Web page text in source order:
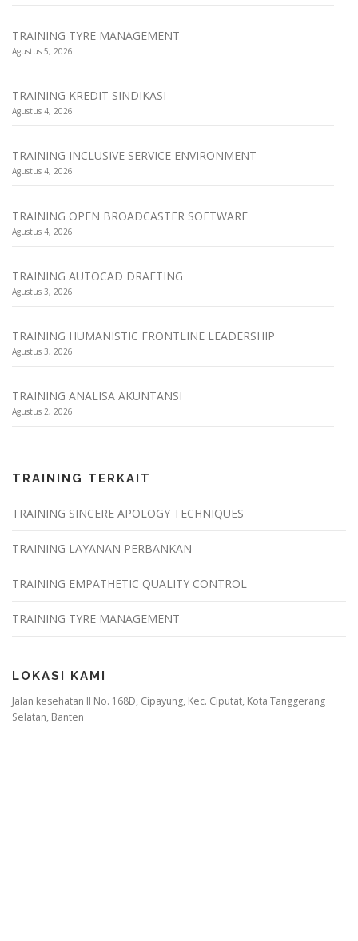
TRAINING TYRE MANAGEMENT
Agustus 5, 2026
TRAINING KREDIT SINDIKASI
Agustus 4, 2026
TRAINING INCLUSIVE SERVICE ENVIRONMENT
Agustus 4, 2026
TRAINING OPEN BROADCASTER SOFTWARE
Agustus 4, 2026
TRAINING AUTOCAD DRAFTING
Agustus 3, 2026
TRAINING HUMANISTIC FRONTLINE LEADERSHIP
Agustus 3, 2026
TRAINING ANALISA AKUNTANSI
Agustus 2, 2026
TRAINING TERKAIT
TRAINING SINCERE APOLOGY TECHNIQUES
TRAINING LAYANAN PERBANKAN
TRAINING EMPATHETIC QUALITY CONTROL
TRAINING TYRE MANAGEMENT
LOKASI KAMI
Jalan kesehatan II No. 168D, Cipayung, Kec. Ciputat, Kota Tanggerang
Selatan, Banten